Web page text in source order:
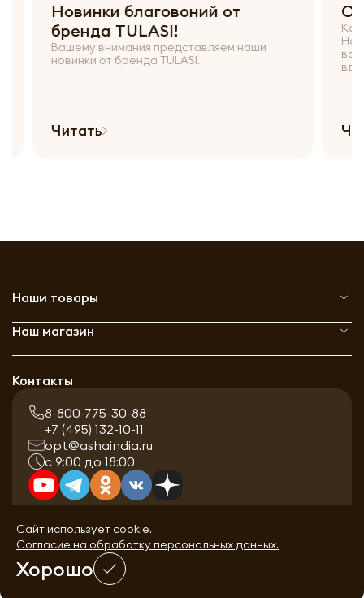
Новинки благовоний от
бренда TULASI!
Вашему внимания представляем наши
новинки от бренда TULASI.
Читать
С
всех
Наши товары
Наш магазин
Контакты
8-800-775-30-88
+7 (495) 132-10-11
opt@ashaindia.ru
с 9:00 до 18:00
Сайт использует cookie.
Согласие на обработку персональных данных.
Хорошо